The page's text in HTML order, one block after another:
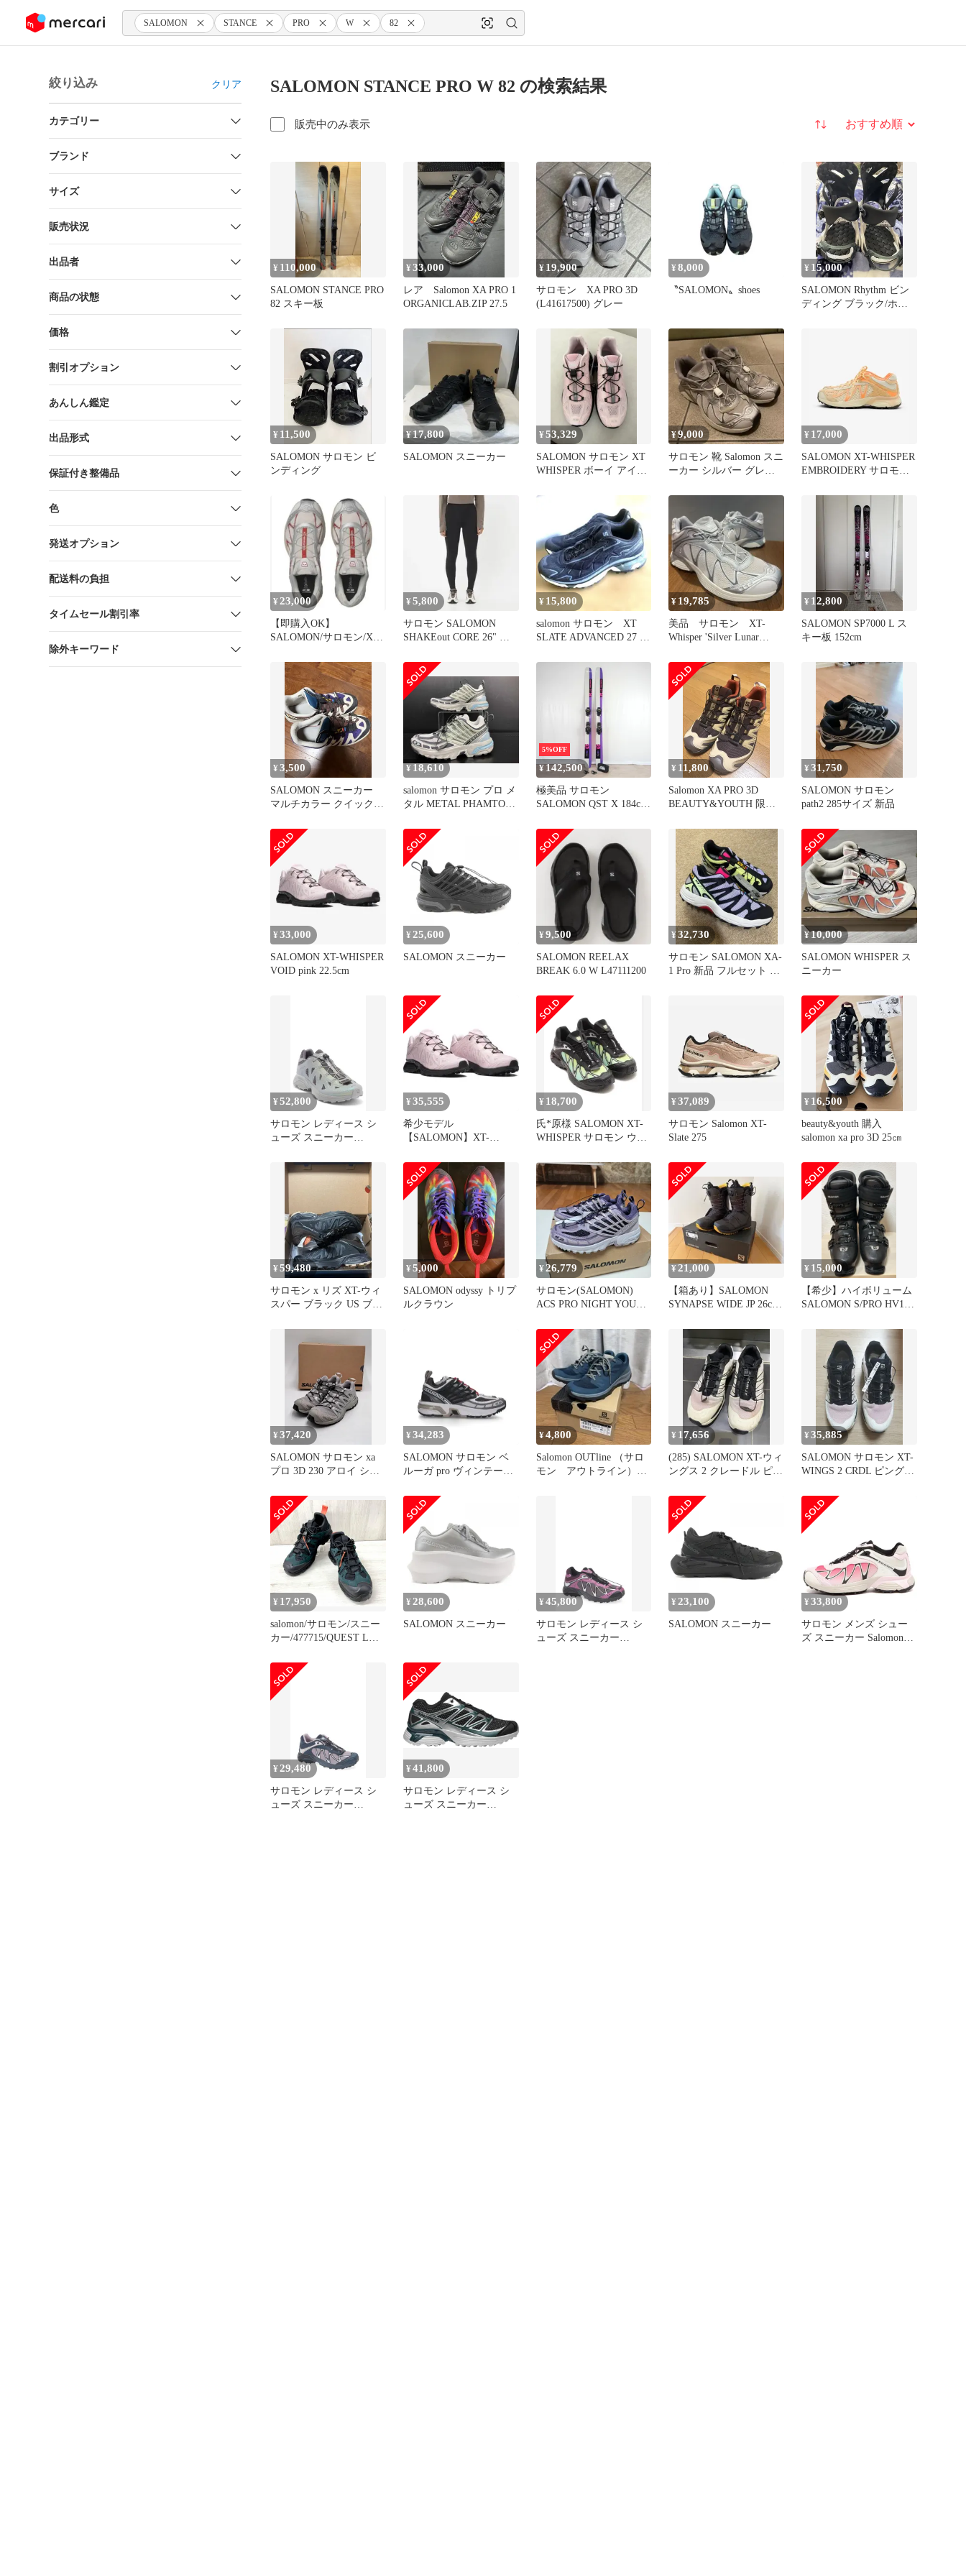
ツにスキップ SALOMON STANCE PRO W 82
絞り込み クリア
カテゴリー
ブランド
サイズ
販売状況
出品者
商品の状態
価格
割引オプション
あんしん鑑定
出品形式
保証付き整備品
色
発送オプション
配送料の負担
タイムセール割引率
除外キーワード
SALOMON STANCE PRO W 82 の検索結果
販売中のみ表示 並び替え
¥ 110,000
SALOMON STANCE PRO
82 スキー板
¥33,000
レア Salomon XA PRO 1
ORGANICLAB.ZIP 27.5
¥ 19,900
サロモン XA PRO 3D
(L41617500) グレー
¥ 8,000
〝SALOMON〟shoes
¥ 15,000
SALOMON Rhythm ビン
ディング ブラック/ホワ
¥ 11,500
SALOMON サロモン ビ
ンディング
¥17,800
SALOMON スニーカー
¥53,329
SALOMON サロモン XT
WHISPER ボーイ アイシ
¥9,000
サロモン 靴 Salomon スニ
ーカー シルバー グレー
¥ 17,000
SALOMON XT-WHISPER
EMBROIDERY サロモ
¥ 23,000
【即購入OK】
SALOMON/サロモン/XT-
¥5,800
サロモン SALOMON
SHAKEout CORE 26" W
¥ 15,800
salomon サロモン XT
SLATE ADVANCED 27 ネ
¥ 19,785
美品 サロモン XT-
Whisper 'Silver Lunar
¥ 12,800
SALOMON SP7000 L ス
キー板 152cm
¥3,500
SALOMON スニーカー
マルチカラー クイックレ
¥ 18,610
salomon サロモン プロ メ
タル METAL PHAMTOM
ー
5%OFF
¥142,500
極美品 サロモン
SALOMON QST X 184cm
¥ 11,800
Salomon XA PRO 3D
BEAUTY&YOUTH 限定
¥31,750
SALOMON サロモン
path2 285サイズ 新品
¥33,000
SALOMON XT-WHISPER
VOID pink 22.5cm
¥ 25,600
SALOMON スニーカー
¥9,500
SALOMON REELAX
BREAK 6.0 W L47111200
¥32,730
サロモン SALOMON XA-
1 Pro 新品 フルセット 出
¥10,000
SALOMON WHISPER ス
ニーカー
¥52,800
サロモン レディース シ
ューズ スニーカー
XTWhisper Void Sneaker
Alloy Castlerock Silver シ
¥ 35,555
希少モデル
【SALOMON】XT-
¥ 18,700
氏*原様 SALOMON XT-
WHISPER サロモン ウィ
¥37,089
サロモン Salomon XT-
Slate 275
¥ 16,500
beauty&youth 購入
salomon xa pro 3D 25㎝
¥59,480
サロモン x リズ XT-ウィ
スパー ブラック US ブラ
¥5,000
SALOMON odyssy トリプ
ルクラウン
¥26,779
サロモン(SALOMON)
ACS PRO NIGHT YOUTH
Ver. アッシュ(ASH) OF ロ
ーズ(ROSE) 265
¥21,000
【箱あり】SALOMON
SYNAPSE WIDE JP 26cm
¥ 15,000
【希少】ハイボリューム
SALOMON S/PRO HV120
¥37,420
SALOMON サロモン xa
プロ 3D 230 アロイ シル
¥ 34,283
SALOMON サロモン ベ
ルーガ pro ヴィンテージ
¥4,800
Salomon OUTline （サロ
モン アウトライン）
¥ 17,656
(285) SALOMON XT-ウィ
ングス 2 クレードル ピン
¥35,885
SALOMON サロモン XT-
WINGS 2 CRDL ピング
¥ 17,950
salomon/サロモン/スニー
カー/477715/QUEST LO
ン/29cm
¥ 28,600
SALOMON スニーカー
¥45,800
サロモン レディース シ
ューズ スニーカー
¥ 23,100
SALOMON スニーカー
¥ 33,800
サロモン メンズ シュー
ズ スニーカー Salomon
¥ 29,480
サロモン レディース シ
ューズ スニーカー
¥41,800
サロモン レディース シ
ューズ スニーカー